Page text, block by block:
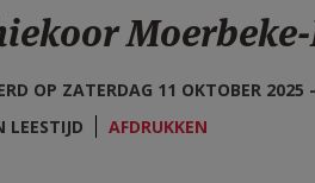
OP ZATERDAG 11 OKTOBER 2025
LEESTIJD
AFDRUKKEN